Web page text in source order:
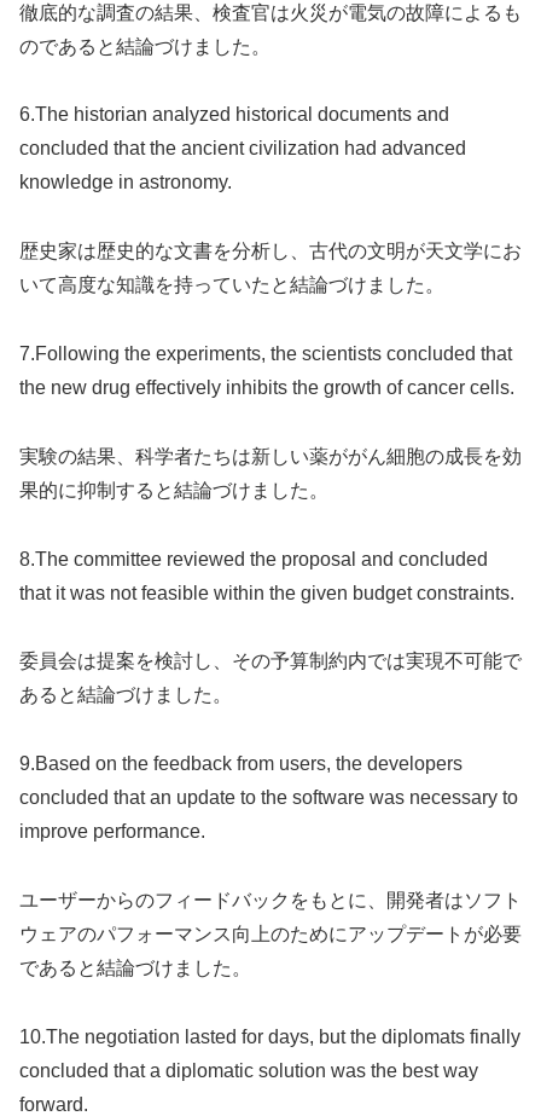
徹底的な調査の結果、検査官は火災が電気の故障によるも
のであると結論づけました。
6.The historian analyzed historical documents and
concluded that the ancient civilization had advanced
knowledge in astronomy.
歴史家は歴史的な文書を分析し、古代の文明が天文学にお
いて高度な知識を持っていたと結論づけました。
7.Following the experiments, the scientists concluded that
the new drug effectively inhibits the growth of cancer cells.
実験の結果、科学者たちは新しい薬ががん細胞の成長を効
果的に抑制すると結論づけました。
8.The committee reviewed the proposal and concluded
that it was not feasible within the given budget constraints.
委員会は提案を検討し、その予算制約内では実現不可能で
あると結論づけました。
9.Based on the feedback from users, the developers
concluded that an update to the software was necessary to
improve performance.
ユーザーからのフィードバックをもとに、開発者はソフト
ウェアのパフォーマンス向上のためにアップデートが必要
であると結論づけました。
10.The negotiation lasted for days, but the diplomats finally
concluded that a diplomatic solution was the best way
forward.